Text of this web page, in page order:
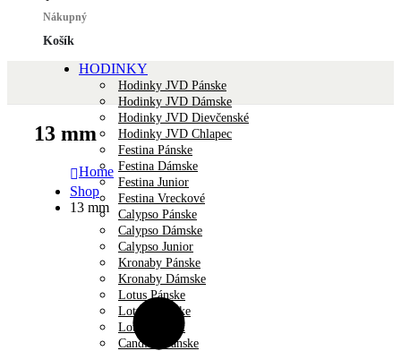
Nákupný
Košík
HODINKY
Hodinky JVD Pánske
Hodinky JVD Dámske
Hodinky JVD Dievčenské
Hodinky JVD Chlapec
Festina Pánske
Festina Dámske
Festina Junior
Festina Vreckové
Calypso Pánske
Calypso Dámske
Calypso Junior
Kronaby Pánske
Kronaby Dámske
Lotus Pánske
Lotus Dámske
Lotus Unisex
Candino Pánske
13 mm
Home
Shop
13 mm